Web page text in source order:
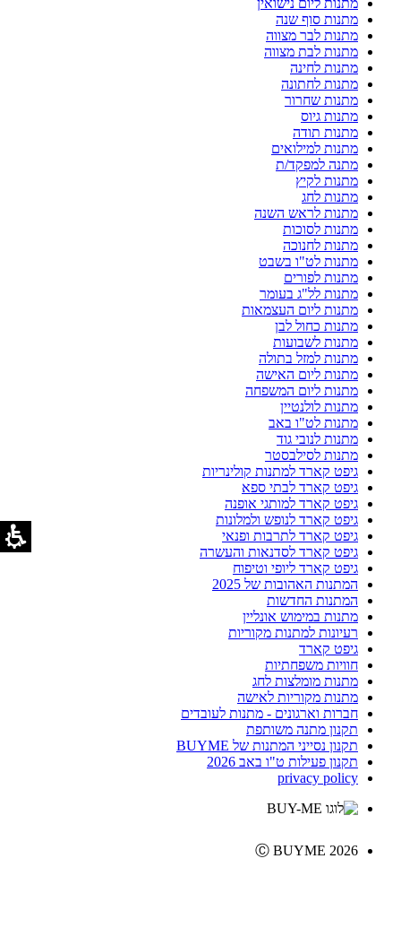
מתנות ליום נישואין
מתנות סוף שנה
מתנות לבר מצווה
מתנות לבת מצווה
מתנות לחינה
מתנות לחתונה
מתנות שחרור
מתנות גיוס
מתנות תודה
מתנות למילואים
מתנה למפקד/ת
מתנות לקיץ
מתנות לחג
מתנות לראש השנה
מתנות לסוכות
מתנות לחנוכה
מתנות לט"ו בשבט
מתנות לפורים
מתנות לל"ג בעומר
מתנות ליום העצמאות
מתנות כחול לבן
מתנות לשבועות
מתנות למזל בתולה
מתנות ליום האישה
מתנות ליום המשפחה
מתנות לולנטיין
מתנות לט"ו באב
מתנות לנובי גוד
מתנות לסילבסטר
גיפט קארד למתנות קולינריות
גיפט קארד לבתי ספא
גיפט קארד למותגי אופנה
גיפט קארד לנופש ולמלונות
גיפט קארד לתרבות ופנאי
גיפט קארד לסדנאות והעשרה
גיפט קארד ליופי וטיפוח
המתנות האהובות של 2025
המתנות החדשות
מתנות במימוש אונליין
רעיונות למתנות מקוריות
גיפט קארד
חוויות משפחתיות
מתנות מומלצות לחג
מתנות מקוריות לאישה
חברות וארגונים - מתנות לעובדים
תקנון מתנה משותפת
תקנון נסייני המתנות של BUYME
תקנון פעילות ט"ו באב 2026
privacy policy
Ⓒ BUYME 2026